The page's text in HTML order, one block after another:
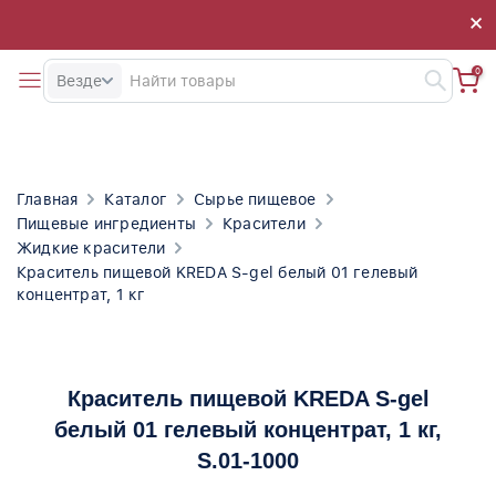
×
×
Везде
0
Главная Каталог
Сырье пищевое
Пищевые ингредиенты
Красители
Жидкие красители
Краситель пищевой KREDA S-gel белый 01 гелевый
концентрат, 1 кг
Краситель пищевой KREDA S-gel
белый 01 гелевый концентрат, 1 кг,
S.01-1000